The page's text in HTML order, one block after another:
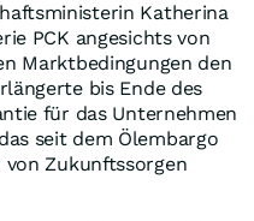
Katherina
PCK angesichts von
Marktbedingungen den
bis Ende des
für das Unternehmen
seit dem Ölembargo
von Zukunftssorgen